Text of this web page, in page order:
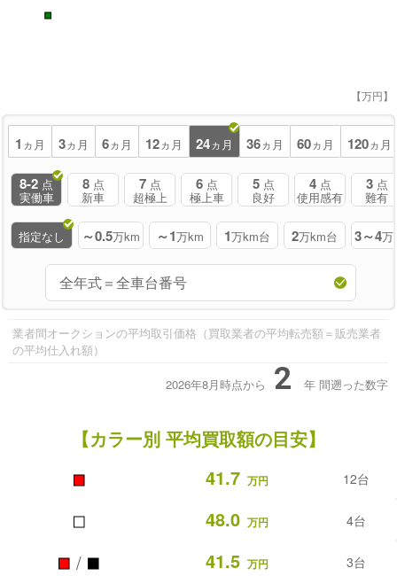
■
【万円】
1 ヵ月 3ヵ月 6ヵ月 12ヵ月 24ヵ月 36ヵ月 60ヵ月 120ヵ月
8-2 点
実働車
8 点
新車
7 点
超極上
6 点
極上車
5 点
良好
4 点
使用感有
3 点
難有
指定なし ～0.5万km ～1万km 1万km台 2万km台 3～4万
業者間オークションの平均取引価格（買取業者の平均転売額＝販売業者
の平均仕入れ額）
2026年8月時点から 2 年 間遡った数字
【カラー別 平均買取額の目安】
■ 41.7 万円 12台
■ 48.0 万円 4台
■ / ■ 41.5 万円 3台